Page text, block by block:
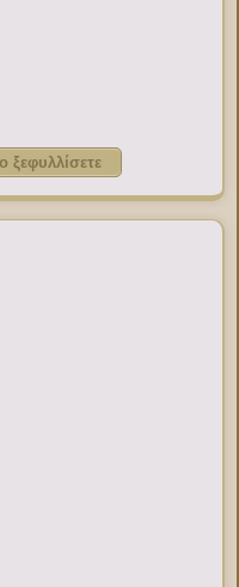
ξεφυλλίσετε